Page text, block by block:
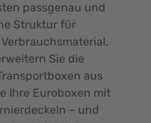
passgenau und
Struktur für
Sie die
aus
Ihre Euroboxen mit
– und